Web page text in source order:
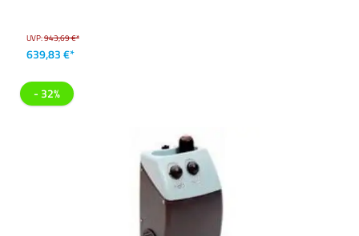
UVP:943,69 €*
639,83 €*
- 32%